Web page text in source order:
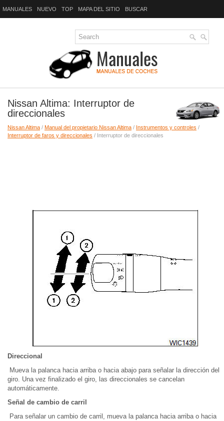
MANUALES NUEVO TOP MAPA DEL SITIO BUSCAR
Nissan Altima: Interruptor de
direccionales
Nissan Altima / Manual del propietario Nissan Altima / Instrumentos y controles /
Interruptor de faros y direccionales / Interruptor de direccionales
Direccional
Mueva la palanca hacia arriba o hacia abajo para señalar la dirección del
giro. Una vez finalizado el giro, las direccionales se cancelan
automáticamente.
Señal de cambio de carril
Para señalar un cambio de carril, mueva la palanca hacia arriba o hacia